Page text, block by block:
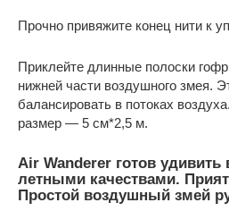
Прочно привяжите конец нити к
Приклейте длинные полоски
нижней части воздушного змея.
балансировать в потоках
размер — 5 см*2,5 м.
Air Wanderer готов удивить
летными качествами.
Простой воздушный змей